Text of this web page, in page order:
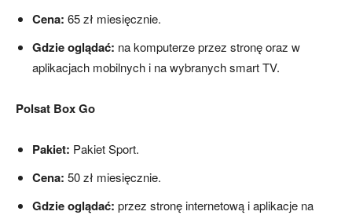
Cena: 65 zł miesięcznie.
Gdzie oglądać: na komputerze przez stronę oraz w
aplikacjach mobilnych i na wybranych smart TV.
Polsat Box Go
Pakiet: Pakiet Sport.
Cena: 50 zł miesięcznie.
Gdzie oglądać: przez stronę internetową i aplikacje na